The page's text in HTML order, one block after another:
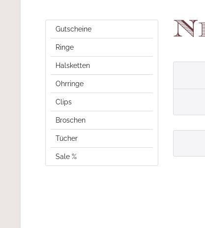
Gutscheine
Ringe
Halsketten
Ohrringe
Clips
Broschen
Tücher
Sale %